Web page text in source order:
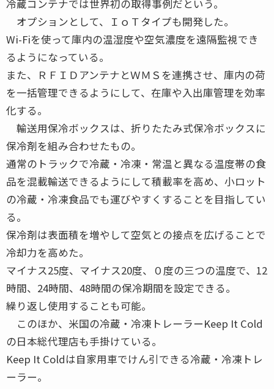
冷蔵コンテナでは世界初の取得事例だという。
オプションとして、ＩｏＴタイプも開発した。
Wi-Fiを使って庫内の温湿度や空気濃度を遠隔監視でき
るようになっている。
また、ＲＦＩＤアンテナとＷＭＳを連携させ、庫内の荷
を一括管理できるようにして、在庫や入出庫管理を効率
化する。
輸送用保冷ボックスは、折りたたみ式保冷ボックスに
保冷剤を組み合わせたもの。
通常のトラックで冷蔵・冷凍・常温と異なる温度帯の食
品を混載輸送できるようにして積載率を高め、小ロット
の冷蔵・冷凍食品でも運びやすくすることを目指してい
る。
保冷剤は表面積を増やして空気との接点を広げることで
冷却力を高めた。
マイナス25度、マイナス20度、０度の三つの温度で、12
時間、24時間、48時間の保冷期間を設定できる。
繰り返し使用することも可能。
このほか、米国の冷蔵・冷凍トレーラーKeep It Cold
の日本総代理店も手掛けている。
Keep It Coldは自家用車でけん引できる冷蔵・冷凍トレ
ーラー。